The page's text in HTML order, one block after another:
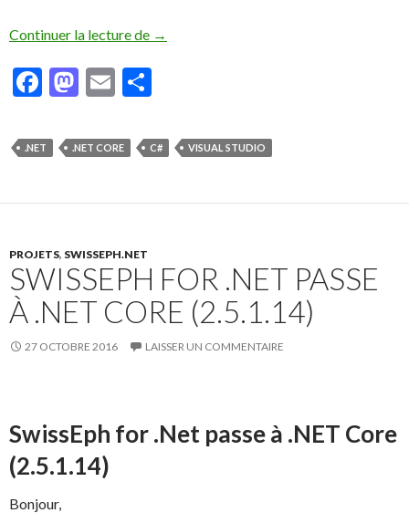
Continuer la lecture de La fonction BrowserLink ne fonctionne
→
F
e
b
o
k
M
to
d
o
E
ai
l
ta
g
er
.NET .NET CORE C# VISUAL STUDIO
PROJETS, SWISSEPH.NET
SWISSEPH FOR .NET PASSE
À .NET CORE (2.5.1.14)
27 OCTOBRE 2016 LAISSER UN COMMENTAIRE
SwissEph for .Net passe à .NET Core
(2.5.1.14)
Bonjour,